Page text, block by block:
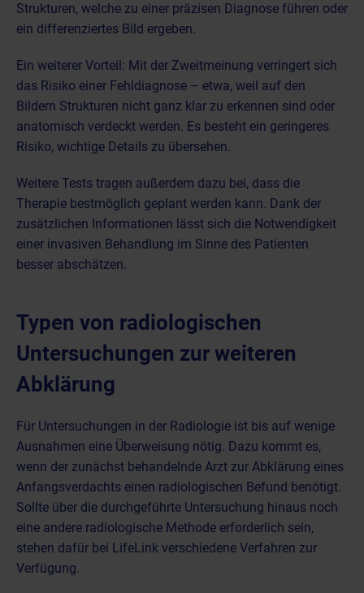
Strukturen, welche zu einer präzisen Diagnose führen oder
ein differenziertes Bild ergeben.
Ein weiterer Vorteil: Mit der Zweitmeinung verringert sich
das Risiko einer Fehldiagnose – etwa, weil auf den
Bildern Strukturen nicht ganz klar zu erkennen sind oder
anatomisch verdeckt werden. Es besteht ein geringeres
Risiko, wichtige Details zu übersehen.
Weitere Tests tragen außerdem dazu bei, dass die
Therapie bestmöglich geplant werden kann. Dank der
zusätzlichen Informationen lässt sich die Notwendigkeit
einer invasiven Behandlung im Sinne des Patienten
besser abschätzen.
Typen von radiologischen
Untersuchungen zur weiteren
Abklärung
Für Untersuchungen in der Radiologie ist bis auf wenige
Ausnahmen eine Überweisung nötig. Dazu kommt es,
wenn der zunächst behandelnde Arzt zur Abklärung eines
Anfangsverdachts einen radiologischen Befund benötigt.
Sollte über die durchgeführte Untersuchung hinaus noch
eine andere radiologische Methode erforderlich sein,
stehen dafür bei LifeLink verschiedene Verfahren zur
Verfügung.